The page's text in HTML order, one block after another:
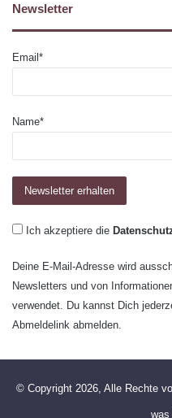
Newsletter
Email*
Name*
Ich akzeptiere die
Deine E-Mail-Adresse wird
Newsletters und von
verwendet. Du kannst Dich
Abmeldelink abmelden.
© Copyright 2026, Alle Rechte
was